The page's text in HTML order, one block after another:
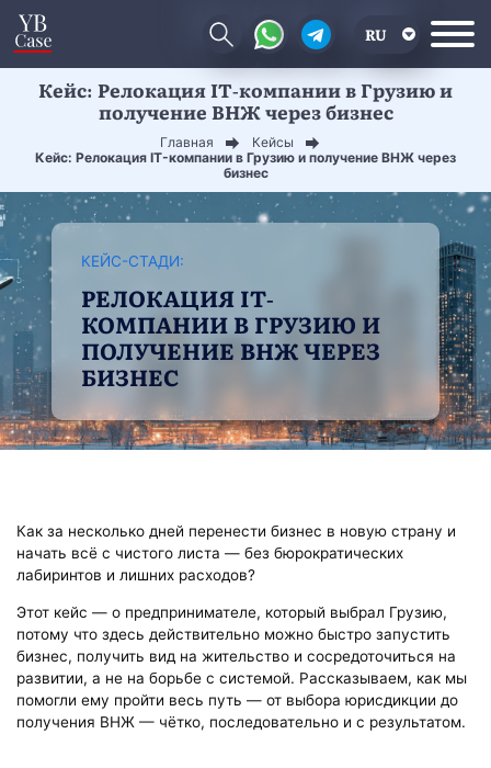
RU
EN
Кейс: Релокация IT-компании в Грузию и
получение ВНЖ через бизнес
Главная
Кейсы
Кейс: Релокация IT-компании в Грузию и получение ВНЖ через
бизнес
КЕЙС-СТАДИ:
РЕЛОКАЦИЯ IT-
КОМПАНИИ В ГРУЗИЮ И
ПОЛУЧЕНИЕ ВНЖ ЧЕРЕЗ
БИЗНЕС
Как за несколько дней перенести бизнес в новую страну и
начать всё с чистого листа — без бюрократических
лабиринтов и лишних расходов?
Этот кейс — о предпринимателе, который выбрал Грузию,
потому что здесь действительно можно быстро запустить
бизнес, получить вид на жительство и сосредоточиться на
развитии, а не на борьбе с системой. Рассказываем, как мы
помогли ему пройти весь путь — от выбора юрисдикции до
получения ВНЖ — чётко, последовательно и с результатом.